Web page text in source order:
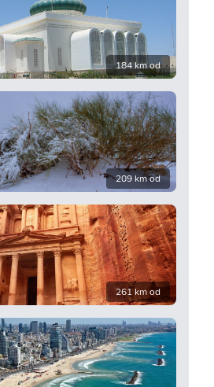
184 km od
209 km od
261 km od